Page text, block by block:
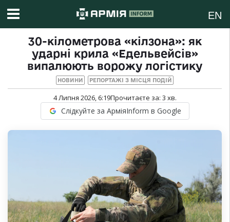
EN
30-кілометрова «кілзона»: як
ударні крила «Едельвейсів»
випалюють ворожу логістику
НОВИНИ РЕПОРТАЖІ З МІСЦЯ ПОДІЙ
4 Липня 2026, 6:19Прочитаєте за: 3 хв.
Слідкуйте за АрміяInform в Google